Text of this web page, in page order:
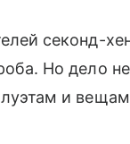
секонд-
Но дело
и вещам